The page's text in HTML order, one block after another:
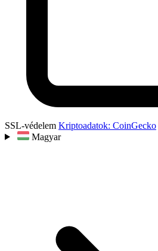
SSL-védelem Kriptoadatok: CoinGecko
Magyar